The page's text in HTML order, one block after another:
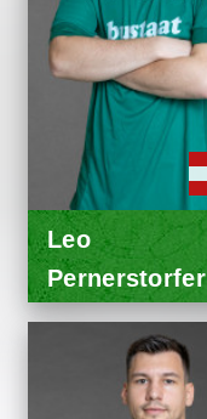
Leo
Pernerstorfer